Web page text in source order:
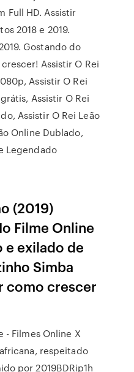
Full HD. Assistir
2018 e 2019.
Gostando do
Assistir O Rei
Assistir O Rei
Assistir O Rei
Assistir O Rei Leão
Online Dublado,
Legendado
(2019)
Filme Online
e exilado de
Simba
como crescer
- Filmes Online X
respeitado
por 2019BDRip1h